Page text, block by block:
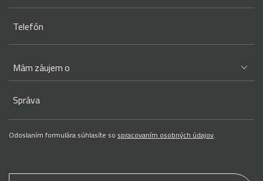
Telefón
Správa
Odoslaním formulára súhlasíte sospracovaním osobných údajov.